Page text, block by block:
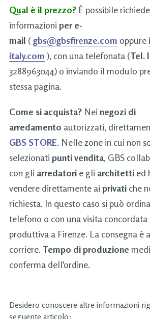
Qual è il prezzo? È possibile
informazioni per e-
mail ( gbs@gbsfirenze.com oppure
italy.com ), con una telefonata (Tel.
3288963044) o inviando il modulo
stessa pagina.
Come si acquista? Nei negozi di
arredamento autorizzati,
GBS STORE. Nelle zone in cui non
selezionati punti vendita, GBS
con gli arredatori e gli architetti ed
vendere direttamente ai privati che
richiesta. In questo caso si può
telefono o con una visita concordata
produttiva a Firenze. La consegna è
corriere. Tempo di produzione
conferma dell'ordine.
Desidero conoscere altre informazioni
seguente articolo: